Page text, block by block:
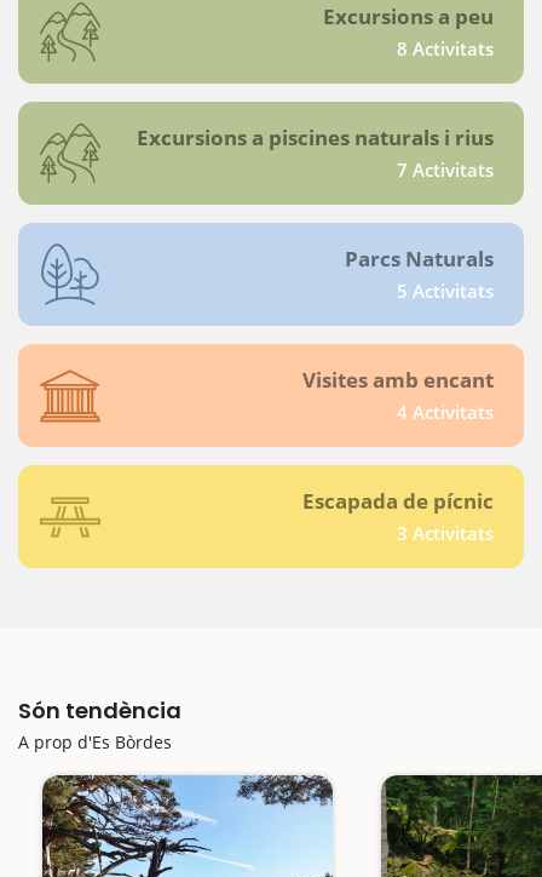
Excursions a peu
8 Activitats
Excursions a piscines naturals i rius
7 Activitats
Parcs Naturals
5 Activitats
Visites amb encant
4 Activitats
Escapada de pícnic
3 Activitats
Són tendència
A prop d'Es Bòrdes